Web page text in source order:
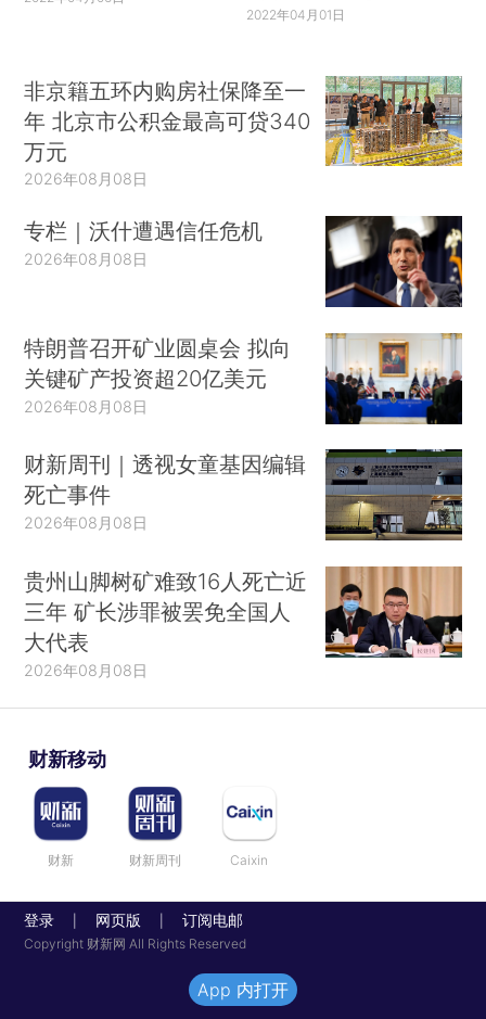
2022年04月01日
非京籍五环内购房社保降至一
年 北京市公积金最高可贷340
万元
2026年08月08日
专栏｜沃什遭遇信任危机
2026年08月08日
特朗普召开矿业圆桌会 拟向
关键矿产投资超20亿美元
2026年08月08日
财新周刊｜透视女童基因编辑
死亡事件
2026年08月08日
贵州山脚树矿难致16人死亡近
三年 矿长涉罪被罢免全国人
大代表
2026年08月08日
财新移动
财新 财新周刊 Caixin
登录 网页版 订阅电邮
Copyright 财新网 All Rights Reserved
App 内打开